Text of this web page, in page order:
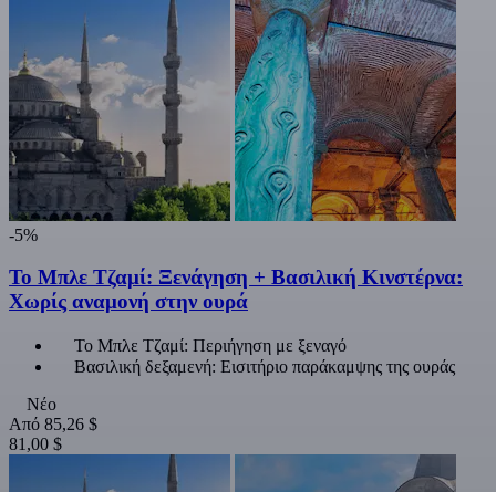
-5%
Το Μπλε Τζαμί: Ξενάγηση + Βασιλική Κινστέρνα:
Χωρίς αναμονή στην ουρά
Το Μπλε Τζαμί: Περιήγηση με ξεναγό
Βασιλική δεξαμενή: Εισιτήριο παράκαμψης της ουράς
Νέο
Από 85,26 $
81,00 $